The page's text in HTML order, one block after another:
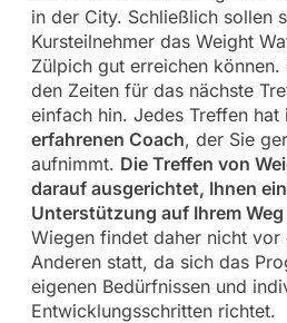
in der City. Schließlich sollen
Kursteilnehmer das Weight
Zülpich gut erreichen können.
den Zeiten für das nächste
einfach hin. Jedes Treffen hat
erfahrenen Coach, der Sie
aufnimmt. Die Treffen von
darauf ausgerichtet, Ihnen
Unterstützung auf Ihrem
Wiegen findet daher nicht vor
Anderen statt, da sich das
eigenen Bedürfnissen und
Entwicklungsschritten richtet.